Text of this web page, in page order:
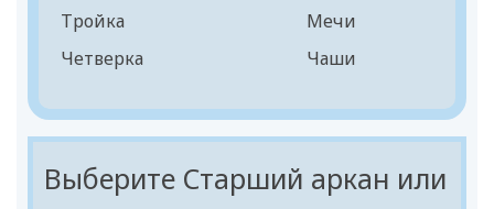
Королева
Король
Тройка
Четверка
Шестерка
Семерка
Мечи
Чаши
Выберите Старший аркан или